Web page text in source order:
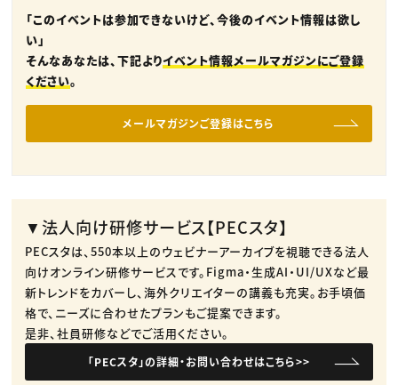
「このイベントは参加できないけど、今後のイベント情報は欲し
い」
そんなあなたは、下記よりイベント情報メールマガジンにご登録
ください。
メールマガジンご登録はこちら
▼法人向け研修サービス【PECスタ】
PECスタは、550本以上のウェビナーアーカイブを視聴できる法人
向けオンライン研修サービスです。​Figma・生成AI・UI/UXなど最
新トレンドをカバーし、海外クリエイターの講義も充実。​お手頃価
格で、ニーズに合わせたプランもご提案できます。​
是非、社員研修などでご活用ください。​
「PECスタ」の詳細・お問い合わせはこちら>>